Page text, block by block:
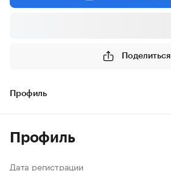
Поделиться
Профиль
Профиль
Дата регистрации